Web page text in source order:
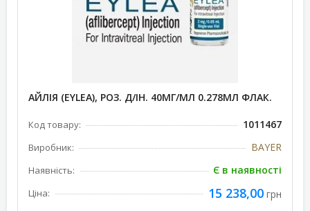
АЙЛІЯ (EYLEA), РОЗ. Д/ІН. 40МГ/МЛ 0.278МЛ ФЛАК.
Код товару: 1011467
Виробник: BAYER
Наявність: Є в наявності
Ціна: 15 238,00 грн